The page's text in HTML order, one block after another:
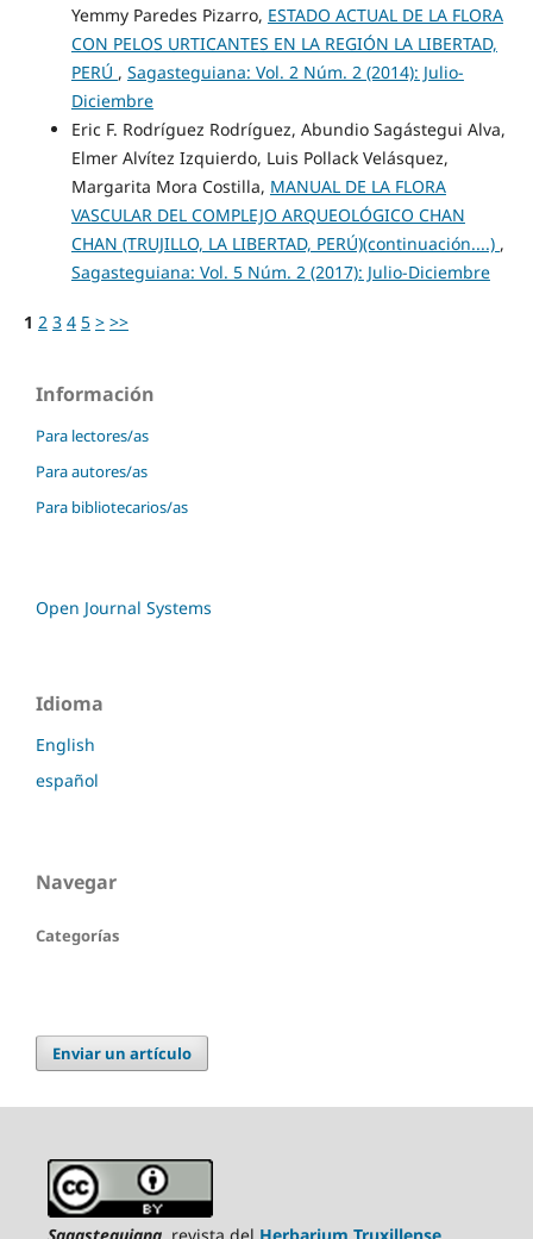
Yemmy Paredes Pizarro, ESTADO ACTUAL DE LA FLORA
CON PELOS URTICANTES EN LA REGIÓN LA LIBERTAD,
PERÚ , Sagasteguiana: Vol. 2 Núm. 2 (2014): Julio-
Diciembre
Eric F. Rodríguez Rodríguez, Abundio Sagástegui Alva,
Elmer Alvítez Izquierdo, Luis Pollack Velásquez,
Margarita Mora Costilla, MANUAL DE LA FLORA
VASCULAR DEL COMPLEJO ARQUEOLÓGICO CHAN
CHAN (TRUJILLO, LA LIBERTAD, PERÚ)(continuación....) ,
Sagasteguiana: Vol. 5 Núm. 2 (2017): Julio-Diciembre
1 2 3 4 5 > >>
Información
Para lectores/as
Para autores/as
Para bibliotecarios/as
Open Journal Systems
Idioma
English
español
Navegar
Categorías
Enviar un artículo